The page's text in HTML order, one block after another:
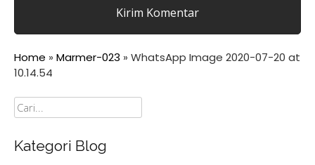
Home » Marmer-023 » WhatsApp Image 2020-07-20 at
10.14.54
Cari
Kategori Blog